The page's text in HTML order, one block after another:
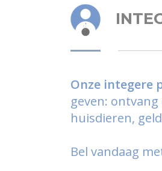
Onze integere
geven:
huisdieren,
Bel vandaag